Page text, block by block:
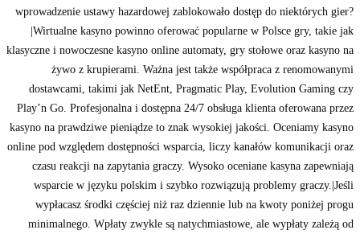
wprowadzenie ustawy hazardowej zablokowało dostęp do niektórych gier?
|Wirtualne kasyno powinno oferować popularne w Polsce gry, takie jak
klasyczne i nowoczesne kasyno online automaty, gry stołowe oraz kasyno na
żywo z krupierami. Ważna jest także współpraca z renomowanymi
dostawcami, takimi jak NetEnt, Pragmatic Play, Evolution Gaming czy
Play’n Go. Profesjonalna i dostępna 24/7 obsługa klienta oferowana przez
kasyno na prawdziwe pieniądze to znak wysokiej jakości. Oceniamy kasyno
online pod względem dostępności wsparcia, liczy kanałów komunikacji oraz
czasu reakcji na zapytania graczy. Wysoko oceniane kasyna zapewniają
wsparcie w języku polskim i szybko rozwiązują problemy graczy.|Jeśli
wypłacasz środki częściej niż raz dziennie lub na kwoty poniżej progu
minimalnego. Wpłaty zwykle są natychmiastowe, ale wypłaty zależą od